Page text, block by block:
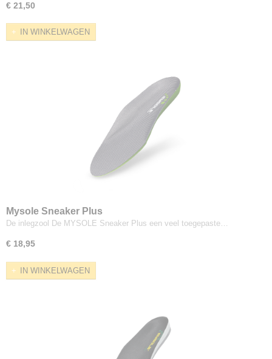
€ 21,50
IN WINKELWAGEN
Mysole Sneaker Plus
De inlegzool De MYSOLE Sneaker Plus een veel toegepaste…
€ 18,95
IN WINKELWAGEN